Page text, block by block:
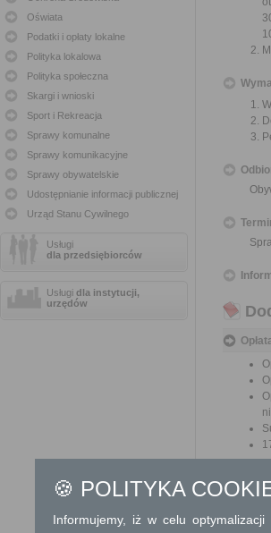
Oświata
Podatki i opłaty lokalne
Polityka lokalowa
Polityka społeczna
Skargi i wnioski
Sport i Rekreacja
Sprawy komunalne
Sprawy komunikacyjne
Sprawy obywatelskie
Udostępnianie informacji publicznej
Urząd Stanu Cywilnego
Usługi
dla przedsiębiorców
Usługi dla instytucji,
urzędów
Tryb
się
🍪 POLITYKA
Informujemy, iż w celu